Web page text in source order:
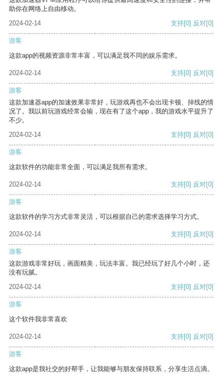
助你在网络上自由移动。
2024-02-14
支持[0] 反对[0]
游客
这款app的视频资源非常丰富，可以满足我不同的娱乐需求。
2024-02-14 支持[0] 反对[0]
游客
这款加速器app的加速效果非常好，玩游戏再也不会出现卡顿、掉线的情
况了。我以前玩游戏经常会输，现在有了这个app，我的游戏水平提升了
不少。
2024-02-14
支持[0] 反对[0]
游客
这款软件的功能非常全面，可以满足我所有需求。
2024-02-14 支持[0] 反对[0]
游客
这款软件的学习方式非常灵活，可以根据自己的需求选择学习方式。
2024-02-14 支持[0] 反对[0]
游客
这款游戏非常好玩，画面精美，玩法丰富。我已经玩了好几个小时，还
没有玩腻。
2024-02-14
支持[0] 反对[0]
游客
这个软件我非常喜欢
2024-02-14 支持[0] 反对[0]
游客
这款app是我社交的好帮手，让我能够与朋友保持联系，分享生活点滴。